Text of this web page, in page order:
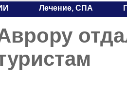
Лечение, СПА